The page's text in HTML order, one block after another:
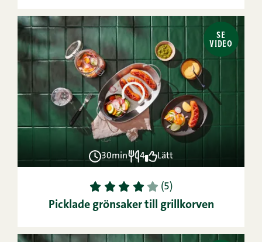
SE
VIDEO
30min 4 Lätt
1 2 3 4 5 (5)
Picklade grönsaker till grillkorven